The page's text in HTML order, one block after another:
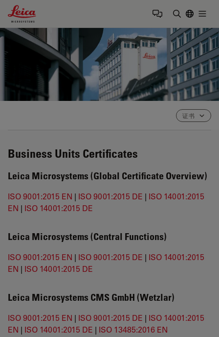
Leica Microsystems Logo
证书
Business Units Certificates
Leica Microsystems (Global Certificate Overview)
ISO 9001:2015 EN | ISO 9001:2015 DE | ISO 14001:2015
EN | ISO 14001:2015 DE
Leica Microsystems (Central Functions)
ISO 9001:2015 EN | ISO 9001:2015 DE | ISO 14001:2015
EN | ISO 14001:2015 DE
Leica Microsystems CMS GmbH (Wetzlar)
ISO 9001:2015 EN | ISO 9001:2015 DE | ISO 14001:2015
EN | ISO 14001:2015 DE | ISO 13485:2016 EN